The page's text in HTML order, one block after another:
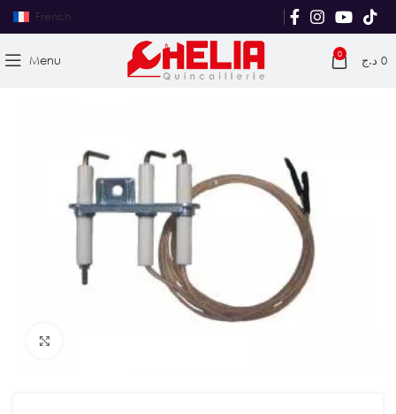
French
Menu 0 0 د.ج